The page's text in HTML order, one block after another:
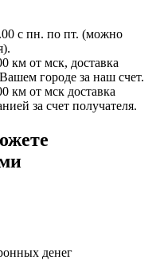
с пн. по пт. (можно
км от мск, доставка
городе за наш счет.
км от мск доставка
за счет получателя.
денег